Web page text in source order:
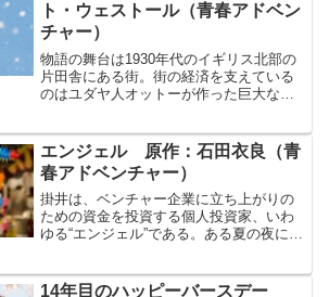
ト・ウェストール（青春アドベン
チャー）
物語の舞台は1930年代のイギリス北部の
片田舎にある街。街の経済を支えている
のはユダヤ人オットーが作った巨大な化
大人たちだけが入ることを許される謎の
世界。だから、父は「魔法の王国にいる
油まみれの魔法使い」だし、オットーは
「死後も工場の中を彷徨う伝説の怪物」
だった。ある年のクリスマス。少年は、
父のために工場へ忘れ物を届けに行くこ
険の始まりだった。
エンジェル 原作：石田衣良（青
春アドベンチャー）
掛井は、ベンチャー企業に立ち上がりの
ための資金を投資する個人投資家、いわ
ゆる“エンジェル”である。ある夏の夜に、
で二人のヤクザが埋めている死体は、自
14年目のハッピーバースデー